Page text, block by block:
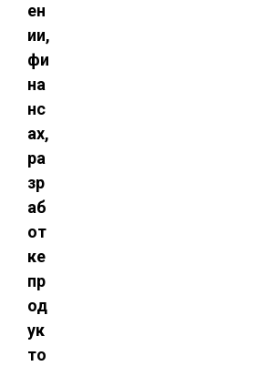
ен
ии,
фи
на
нс
ах,
ра
зр
аб
от
ке
пр
од
ук
то